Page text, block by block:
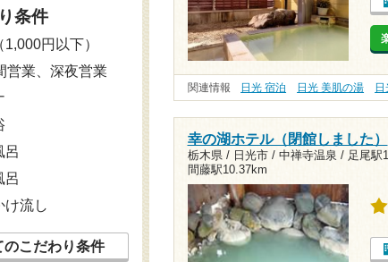
関連情報 日光 宿泊 日光 美肌の湯
幸の湖ホテル（閉館しました）
栃木県 / 日光市 / 中禅寺温泉 / 足尾駅
間藤駅10.37km
条件
円以下）
営業、深夜営業
呂
呂
け流し
のこだわり条件